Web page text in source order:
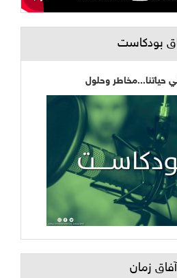
بودكاست
حياتنا...مخاطر وحلول
آفاق زمان